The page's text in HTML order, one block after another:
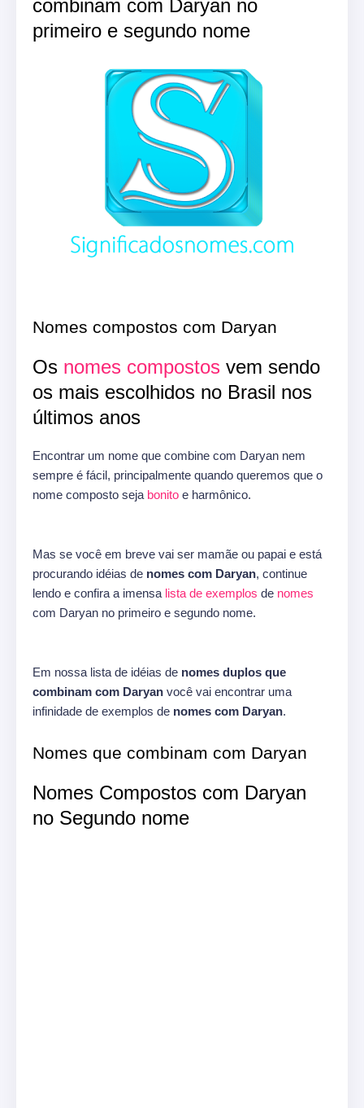
combinam com Daryan no
primeiro e segundo nome
Nomes compostos com Daryan
Os nomes compostos vem sendo
os mais escolhidos no Brasil nos
últimos anos
Encontrar um nome que combine com Daryan nem
sempre é fácil, principalmente quando queremos que o
nome composto seja bonito e harmônico.
Mas se você em breve vai ser mamãe ou papai e está
procurando idéias de nomes com Daryan, continue
lendo e confira a imensa lista de exemplos de nomes
com Daryan no primeiro e segundo nome.
Em nossa lista de idéias de nomes duplos que
combinam com Daryan você vai encontrar uma
infinidade de exemplos de nomes com Daryan.
Nomes que combinam com Daryan
Nomes Compostos com Daryan
no Segundo nome